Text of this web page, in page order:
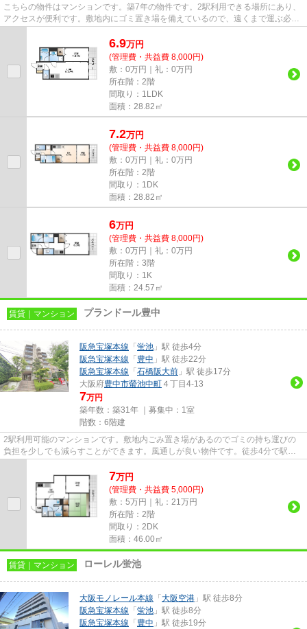
こちらの物件はマンションです。築7年の物件です。2駅利用できる場所にあり、
アクセスが便利です。敷地内にゴミ置き場を備えているので、遠くまで運ぶ必要
6.9万円
(管理費・共益費 8,000円)
敷：0万円｜礼：0万円
所在階：2階
間取り：1LDK
面積：28.82㎡
7.2万円
(管理費・共益費 8,000円)
敷：0万円｜礼：0万円
所在階：2階
間取り：1DK
面積：28.82㎡
6万円
(管理費・共益費 8,000円)
敷：0万円｜礼：0万円
所在階：3階
間取り：1K
面積：24.57㎡
賃貸｜マンション プランドール豊中
阪急宝塚本線 「 蛍池 」駅 徒歩4分
阪急宝塚本線 「 豊中 」駅 徒歩22分
阪急宝塚本線 「 石橋阪大前 」駅 徒歩17分
大阪府豊中市螢池中町 ４丁目4-13
7万円
築年数：築31年 ｜募集中： 1室
階数：6階建
2駅利用可能のマンションです。敷地内ごみ置き場があるのでゴミの持ち運びの
負担を少しでも減らすことができます。風通しが良い物件です。徒歩4分で駅に
7万円
(管理費・共益費 5,000円)
敷：5万円｜礼：21万円
所在階：2階
間取り：2DK
面積：46.00㎡
賃貸｜マンション ローレル蛍池
大阪モノレール本線 「 大阪空港 」駅 徒歩8分
阪急宝塚本線 「 蛍池 」駅 徒歩8分
阪急宝塚本線 「 豊中 」駅 徒歩19分